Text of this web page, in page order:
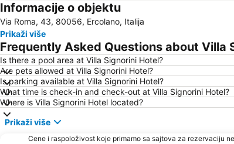
Informacije o objektu
Via Roma, 43, 80056, Ercolano, Italija
Prikaži više
Frequently Asked Questions about Villa
Is there a pool area at Villa Signorini Hotel?
Are pets allowed at Villa Signorini Hotel?
Is parking available at Villa Signorini Hotel?
What time is check-in and check-out at Villa Signorini Hotel?
Where is Villa Signorini Hotel located?
Prikaži više
Cene i raspoloživost koje primamo sa sajtova za rezervaciju